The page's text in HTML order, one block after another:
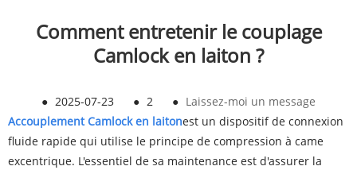
Comment entretenir le couplage
Camlock en laiton ?
● 2025-07-23 ● 2 ● Laissez-moi un message
Accouplement Camlock en laitonest un dispositif de connexion
fluide rapide qui utilise le principe de compression à came
excentrique. L'essentiel de sa maintenance est d'assurer la